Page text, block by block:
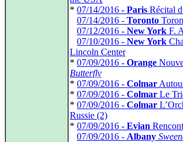
* 07/14/2016 - Paris Récital
07/14/2016 - Toronto
07/12/2016 - New York F.
07/10/2016 - New York
Lincoln Center
* 07/09/2016 - Orange
Butterfly
* 07/09/2016 - Colmar
* 07/09/2016 - Colmar Le
* 07/09/2016 - Colmar
Russie (2)
* 07/09/2016 - Evian
07/09/2016 - Albany